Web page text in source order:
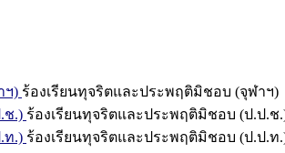
ฯ) ร้องเรียนทุจริตและประพฤติมิชอบ (จุฬาฯ)
ช.) ร้องเรียนทุจริตและประพฤติมิชอบ (ป.ป.ช
ท.) ร้องเรียนทุจริตและประพฤติมิชอบ (ป.ป.ท